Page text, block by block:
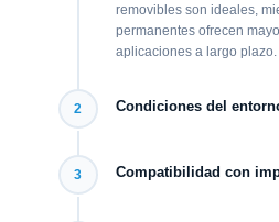
removibles son ideales,
permanentes ofrecen
aplicaciones a largo plazo.
2 Condiciones del
3 Compatibilidad con